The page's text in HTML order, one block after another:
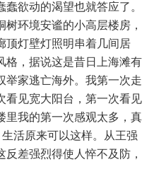
欲动的渴望也就答应了。
环境安谧的小高层楼房，
顶灯壁灯照明串着几间居
格，据说这是昔日上海滩有
举家逃亡海外。我第一次走
看见宽大阳台，第一次看见
里我的第一次感观太多，真
活原来可以这样。从王强
差强烈得使人悴不及防，